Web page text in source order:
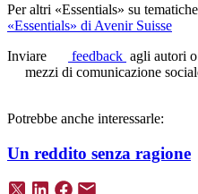
Per altri «Essentials» su
«Essentials» di Avenir Suisse
Inviare
feedback agli autori
mezzi di comunicazione
Potrebbe anche interessarle:
Un reddito senza ragione